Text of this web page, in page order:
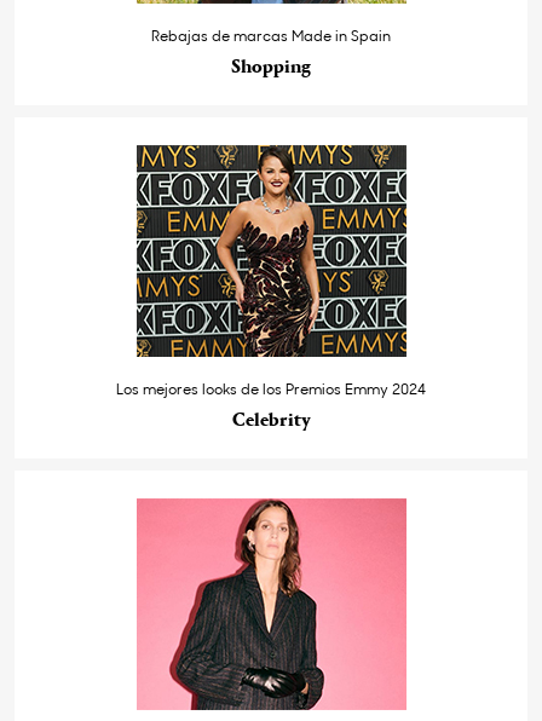
Rebajas de marcas Made in Spain
Shopping
Los mejores looks de los Premios Emmy 2024
Celebrity